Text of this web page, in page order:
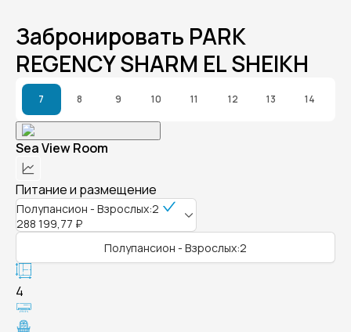
Забронировать PARK
REGENCY SHARM EL SHEIKH
7 8 9 10 11 12 13 14
Sea View Room
Питание и размещение
Полупансион - Взрослых:2
288 199,77 ₽
Полупансион - Взрослых:2
4